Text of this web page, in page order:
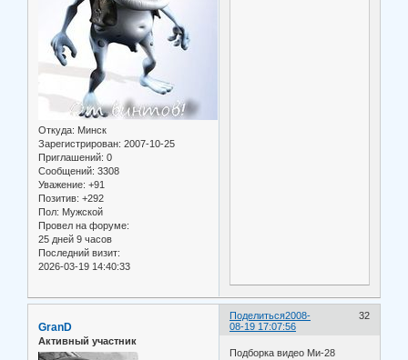
Откуда: Минск
Зарегистрирован: 2007-10-25
Приглашений: 0
Сообщений: 3308
Уважение: +91
Позитив: +292
Пол: Мужской
Провел на форуме:
25 дней 9 часов
Последний визит:
2026-03-19 14:40:33
Поделиться 32
2008-
08-19 17:07:56
GranD
Активный участник
Подборка видео Ми-28